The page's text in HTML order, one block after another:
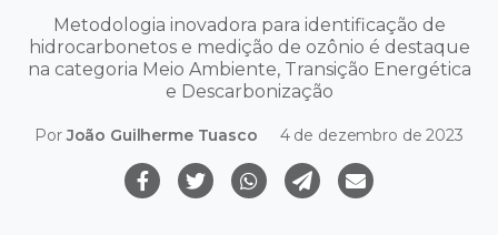
Metodologia inovadora para identificação de
hidrocarbonetos e medição de ozônio é destaque
na categoria Meio Ambiente, Transição Energética
e Descarbonização
PorJoão Guilherme Tuasco 4 de dezembro de 2023